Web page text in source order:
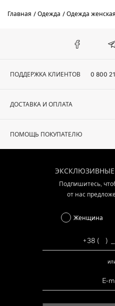
Главная Одежда Одежда женская
ПОДДЕРЖКА КЛИЕНТОВ 0 800
ДОСТАВКА И ОПЛАТА
ПОМОЩЬ ПОКУПАТЕЛЮ
Подпишитесь,
от нас
Женщина